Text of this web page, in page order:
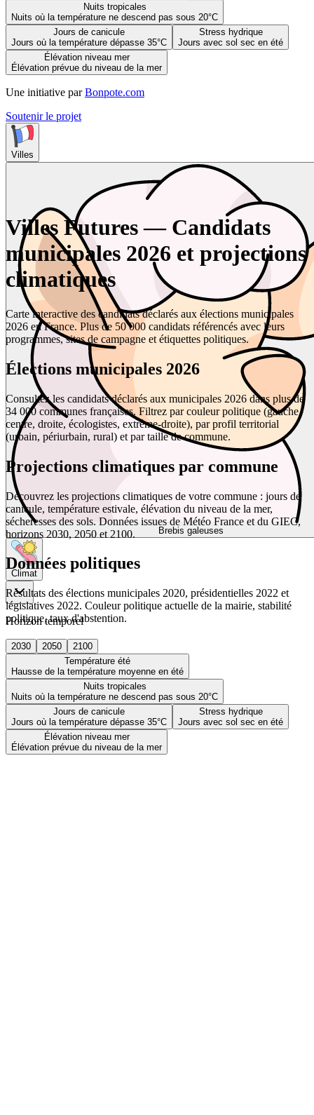
Nuits tropicales
Nuits où la température ne descend pas sous 20°C
Jours de canicule
Jours où la température dépasse 35°C
Stress hydrique
Jours avec sol sec en été
Élévation niveau mer
Élévation prévue du niveau de la mer
Une initiative par Bonpote.com
Soutenir le projet
Villes
Brebis galeuses
Climat
Horizon temporel
2030 2050
2100
Température été
Hausse de la température moyenne en été
Nuits tropicales
Nuits où la température ne descend pas sous 20°C
Jours de canicule
Jours où la température dépasse 35°C
Stress hydrique
Jours avec sol sec en été
Élévation niveau mer
Élévation prévue du niveau de la mer
Villes Futures — Candidats
municipales 2026 et projections
climatiques
Carte interactive des candidats déclarés aux élections municipales
2026 en France. Plus de 50 000 candidats référencés avec leurs
programmes, sites de campagne et étiquettes politiques.
Élections municipales 2026
Consultez les candidats déclarés aux municipales 2026 dans plus de
34 000 communes françaises. Filtrez par couleur politique (gauche,
centre, droite, écologistes, extrême-droite), par profil territorial
(urbain, périurbain, rural) et par taille de commune.
Projections climatiques par commune
Découvrez les projections climatiques de votre commune : jours de
canicule, température estivale, élévation du niveau de la mer,
sécheresses des sols. Données issues de Météo France et du GIEC,
horizons 2030, 2050 et 2100.
Données politiques
Résultats des élections municipales 2020, présidentielles 2022 et
législatives 2022. Couleur politique actuelle de la mairie, stabilité
politique, taux d'abstention.